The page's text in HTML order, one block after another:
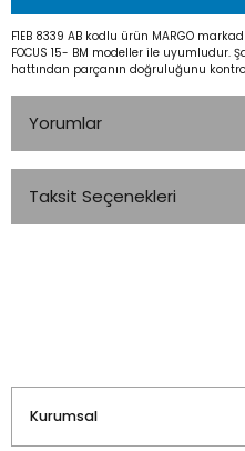
F1EB 8339 AB kodlu ürün MARGO
FOCUS 15- BM modeller ile uyumludur.
hattından parçanın doğruluğunu
Yorumlar
Taksit Seçenekleri
Kurumsal